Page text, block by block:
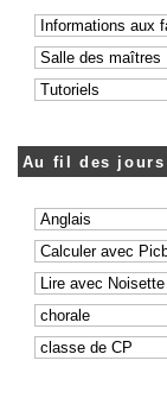
Au fil des jours